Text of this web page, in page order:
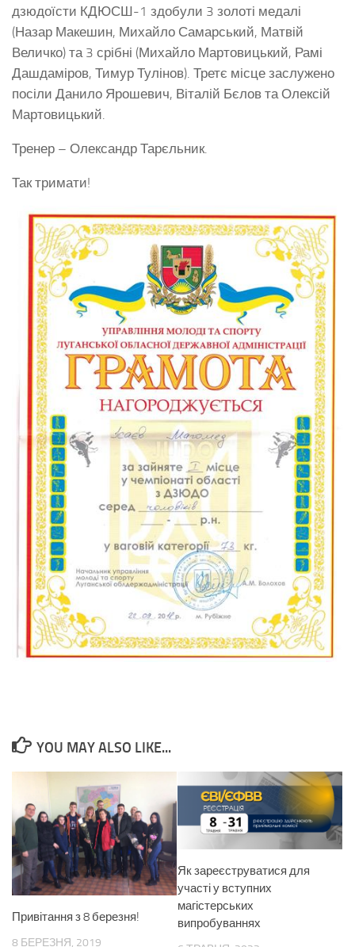
дзюдоїсти КДЮСШ-1 здобули 3 золоті медалі
(Назар Макешин, Михайло Самарський, Матвій
Величко) та 3 срібні (Михайло Мартовицький, Рамі
Дашдаміров, Тимур Тулінов). Третє місце заслужено
посіли Данило Ярошевич, Віталій Бєлов та Олексій
Мартовицький.
Тренер – Олександр Тарєльник.
Так тримати!
YOU MAY ALSO LIKE...
Привітання з 8 березня!
8 БЕРЕЗНЯ, 2019
Як зареєструватися для
участі у вступних
магістерських
випробуваннях